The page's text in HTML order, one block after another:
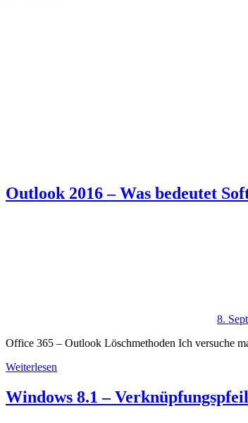
Outlook 2016 – Was bedeutet
8.
Office 365 – Outlook Löschmethoden Ich versuche
Weiterlesen
Windows 8.1 –